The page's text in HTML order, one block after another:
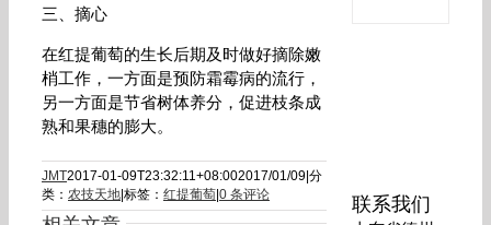
三、摘心
在红提葡萄的生长后期及时做好摘除嫩
梢工作，一方面是预防霜霉病的流行，
另一方面是节省树体养分，促进枝条成
熟和果穗的膨大。
JMT2017-01-09T23:32:11+08:002017/01/09 分
类： 农技天地 标签： 红提葡萄 0 条评论 联系我们